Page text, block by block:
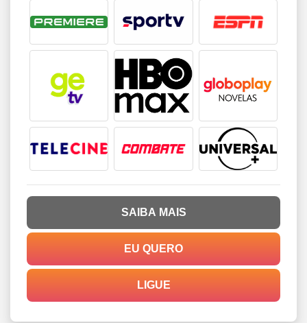
SAIBA MAIS
EU QUERO
LIGUE